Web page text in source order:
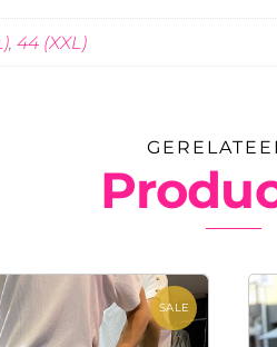
, 44 (XXL)
SALE